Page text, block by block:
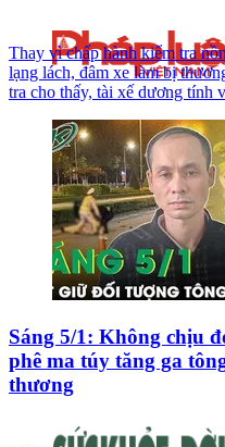
Thay vì chấp hành kiểm tra
lạng lách, đâm xe làm bị
tra cho thấy, tài xế dương tính
Sáng 5/1: Không chịu
phê ma túy tăng ga
thương